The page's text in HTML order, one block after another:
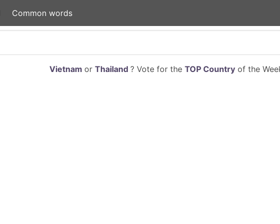
Common words
Vietnam or Thailand ? Vote for the TOP Countryof the